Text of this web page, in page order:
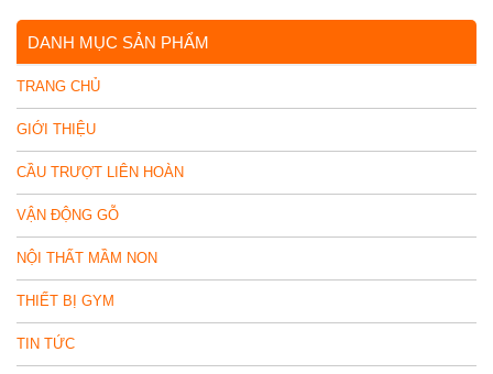
DANH MỤC SẢN PHẨM
TRANG CHỦ
GIỚI THIỆU
CẦU TRƯỢT LIÊN HOÀN
VẬN ĐỘNG GỖ
NỘI THẤT MẦM NON
THIẾT BỊ GYM
TIN TỨC